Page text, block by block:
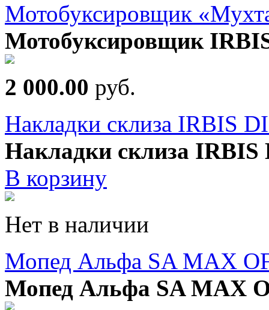
Мотобуксировщик
Мотобуксировщик
2 000.00 руб.
Накладки склиза IRBIS
Накладки склиза IRBIS
В корзину
Нет в наличии
Мопед Альфа SA MAX
Мопед Альфа SA MAX